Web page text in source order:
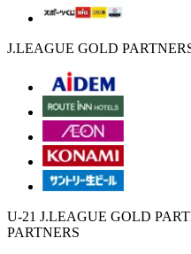
J.LEAGUE GOLD
U-21 J.LEAGUE GOLD
PARTNERS